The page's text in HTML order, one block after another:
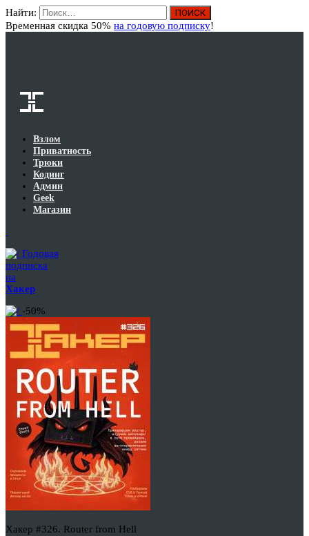
Найти:
Временная скидка 50% на годовую подписку!
Взлом
Приватность
Трюки
Кодинг
Админ
Geek
Магазин
Годовая
подписка
на
Хакер
-50%
Хакер #326. Router from Hell